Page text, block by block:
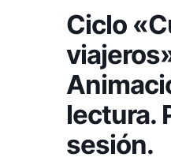
Ciclo
lectura.
sesión.